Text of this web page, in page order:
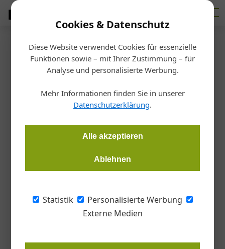
Cookies & Datenschutz
Diese Website verwendet Cookies für essenzielle
Funktionen sowie – mit Ihrer Zustimmung – für
Analyse und personalisierte Werbung.
Mehr Informationen finden Sie in unserer
Datenschutzerklärung.
Alle akzeptieren
Ablehnen
Statistik
Personalisierte Werbung
Externe Medien
Startseite /Markt
Wienerberger AG: Zufrieden
mit der
Unternehmensentwicklung
2020
Die Wienerberger Gruppe verzeichnete in den ersten drei
Quartalen 2020 trotz der negativen Auswirkungen der Covid-